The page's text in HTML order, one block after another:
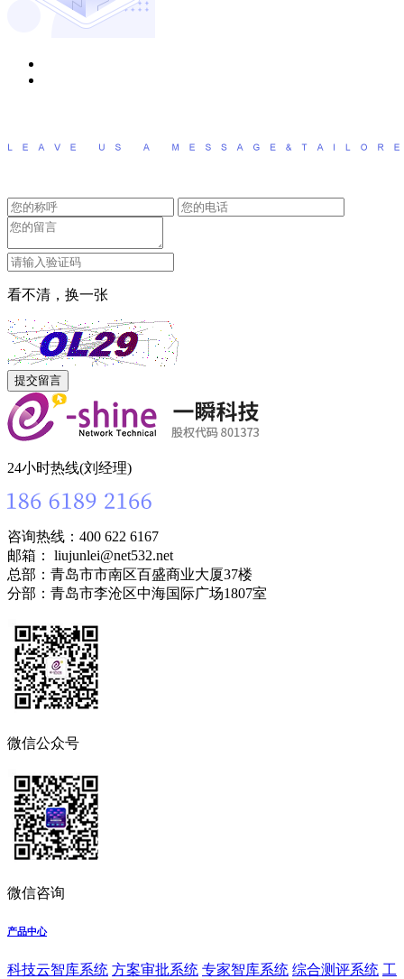
看不清，换一张
24小时热线(刘经理)
咨询热线：400 622 6167
邮箱： liujunlei@net532.net
总部：青岛市市南区百盛商业大厦37楼
分部：青岛市李沧区中海国际广场1807室
微信公众号
微信咨询
产品中心
科技云智库系统 方案审批系统 专家智库系统 综合测评系统 工